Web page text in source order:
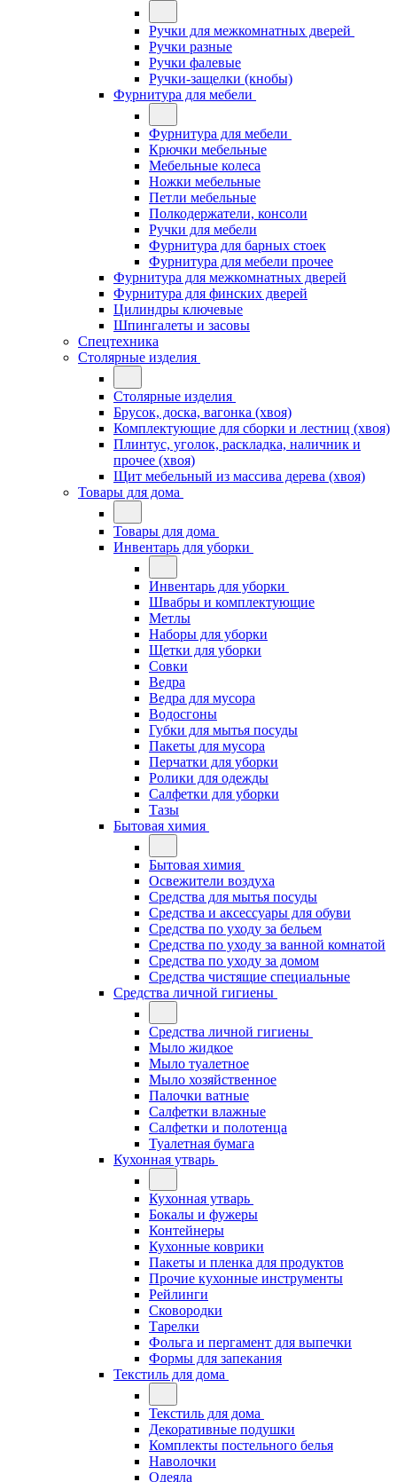
Ручки для межкомнатных дверей
Ручки разные
Ручки фалевые
Ручки-защелки (кнобы)
Фурнитура для мебели
Фурнитура для мебели
Крючки мебельные
Мебельные колеса
Ножки мебельные
Петли мебельные
Полкодержатели, консоли
Ручки для мебели
Фурнитура для барных стоек
Фурнитура для мебели прочее
Фурнитура для межкомнатных дверей
Фурнитура для финских дверей
Цилиндры ключевые
Шпингалеты и засовы
Спецтехника
Столярные изделия
Столярные изделия
Брусок, доска, вагонка (хвоя)
Комплектующие для сборки и лестниц (хвоя)
Плинтус, уголок, раскладка, наличник и
прочее (хвоя)
Щит мебельный из массива дерева (хвоя)
Товары для дома
Товары для дома
Инвентарь для уборки
Инвентарь для уборки
Швабры и комплектующие
Метлы
Наборы для уборки
Щетки для уборки
Совки
Ведра
Ведра для мусора
Водосгоны
Губки для мытья посуды
Пакеты для мусора
Перчатки для уборки
Ролики для одежды
Салфетки для уборки
Тазы
Бытовая химия
Бытовая химия
Освежители воздуха
Средства для мытья посуды
Средства и аксессуары для обуви
Средства по уходу за бельем
Средства по уходу за ванной комнатой
Средства по уходу за домом
Средства чистящие специальные
Средства личной гигиены
Средства личной гигиены
Мыло жидкое
Мыло туалетное
Мыло хозяйственное
Палочки ватные
Салфетки влажные
Салфетки и полотенца
Туалетная бумага
Кухонная утварь
Кухонная утварь
Бокалы и фужеры
Контейнеры
Кухонные коврики
Пакеты и пленка для продуктов
Прочие кухонные инструменты
Рейлинги
Сковородки
Тарелки
Фольга и пергамент для выпечки
Формы для запекания
Текстиль для дома
Текстиль для дома
Декоративные подушки
Комплекты постельного белья
Наволочки
Одеяла